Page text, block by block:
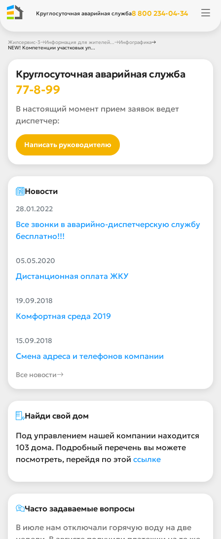
Круглосуточная аварийная служба8 800 234-04-34
Жилсервис-3→Информация для жителей...→Инфографика→
NEW! Компетенции участковых уп...
Круглосуточная аварийная служба
77-8-99
В настоящий момент прием заявок ведет
диспетчер:
Написать руководителю
Новости
28.01.2022
Все звонки в аварийно-диспетчерскую службу
бесплатно!!!
05.05.2020
Дистанционная оплата ЖКУ
19.09.2018
Комфортная среда 2019
15.09.2018
Смена адреса и телефонов компании
Все новости
Найди свой дом
Под управлением нашей компании находится
103 дома. Подробный перечень вы можете
посмотреть, перейдя по этой ссылке
Часто задаваемые вопросы
В июле нам отключали горячую воду на две